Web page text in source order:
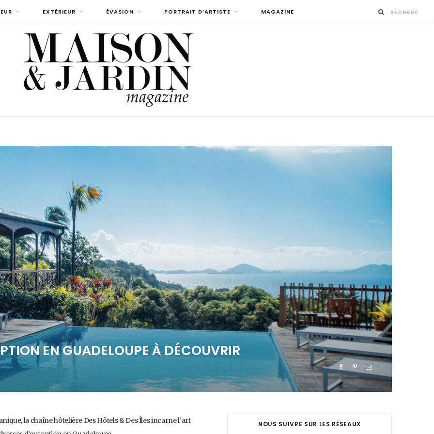
EXTÉRIEUR ÉVASION PORTRAIT D’ARTISTE MAGAZINE
EN GUADELOUPE À DÉCOUVRIR
la chaîne hôtelière Des Hôtels & Des Îles incarne l’art
NOUS SUIVRE SUR LES RÉSEAUX